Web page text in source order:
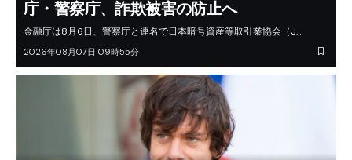
庁・警察庁、詐欺被害の防止へ
金融庁は8月6日、警察庁と連名で日本暗号資産等取引業協会（J…
2026年08月07日 09時55分